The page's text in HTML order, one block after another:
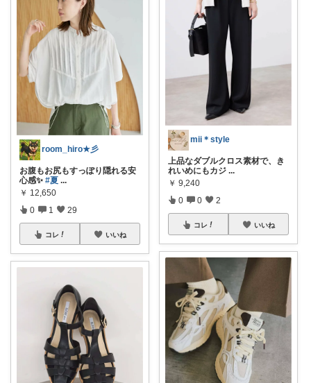
room_hiro★彡
お腹もお尻もすっぽり隠れる安
心感✨ #夏 ...
￥ 12,650
0 1 29
コレ いいね
mii＊style
上品なダブルクロス素材で、き
れいめにもカジ ...
￥ 9,240
0 0 2
コレ いいね